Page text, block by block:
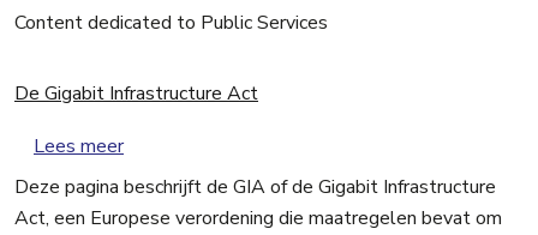
Content dedicated to Public Services
De Gigabit Infrastructure Act
Lees meerover De Gigabit Infrastructure Act
Deze pagina beschrijft de GIA of de Gigabit Infrastructure
Act, een Europese verordening die maatregelen bevat om